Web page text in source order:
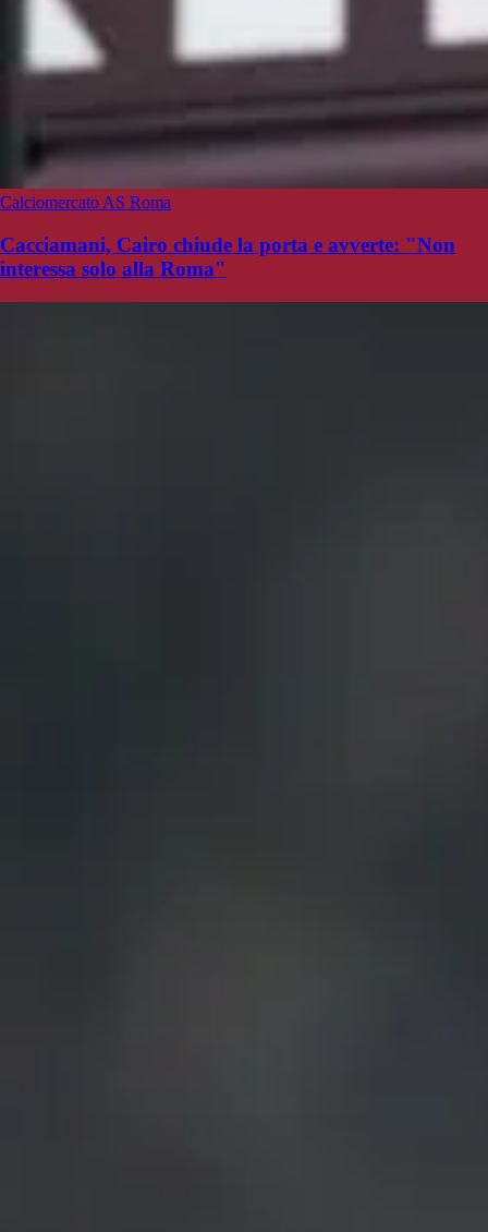
Calciomercato AS Roma
Cacciamani, Cairo chiude la porta e avverte: "Non
interessa solo alla Roma"